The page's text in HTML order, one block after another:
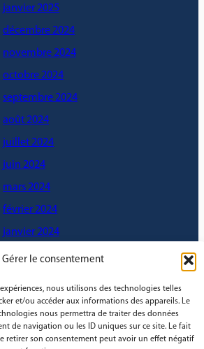
Gérer le consentement
nous utilisons des technologies telles
et/ou accéder aux informations des appareils. Le
nous permettra de traiter des données
de navigation ou les ID uniques sur ce site. Le fait
retirer son consentement peut avoir un effet négatif
janvier 2025
décembre 2024
novembre 2024
octobre 2024
septembre 2024
août 2024
juillet 2024
juin 2024
mars 2024
février 2024
janvier 2024
décembre 2023
octobre 2023
septembre 2023
août 2023